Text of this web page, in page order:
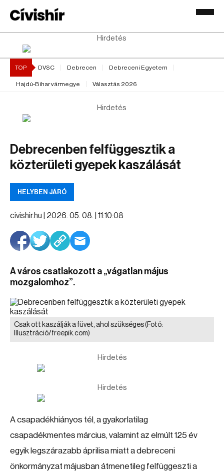
Hirdetés
TOP DVSC Debrecen Debreceni Egyetem
Hajdú-Bihar vármegye Választás 2026
Hirdetés
Debrecenben felfüggesztik a
közterületi gyepek kaszálását
HELYBEN JÁRÓ
civishir.hu | 2026. 05. 08. | 11:10:08
A város csatlakozott a „vágatlan május
mozgalomhoz”.
Csak ott kaszálják a füvet, ahol szükséges(Fotó:
Illusztráció/freepik.com)
Hirdetés
Hirdetés
A csapadékhiányos tél, a gyakorlatilag
csapadékmentes március, valamint az elmúlt 125 év
egyik legszárazabb áprilisa miatt a debreceni
önkormányzat májusban átmenetileg felfüggeszti a